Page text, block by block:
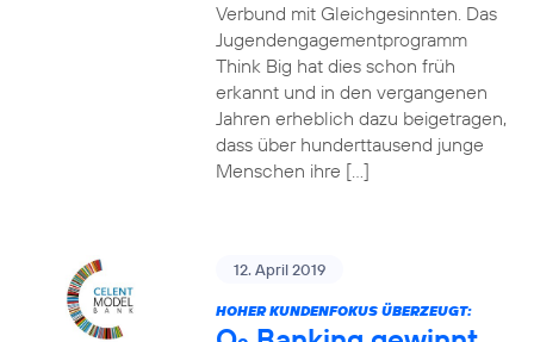
Verbund mit Gleichgesinnten. Das
Jugendengagementprogramm
Think Big hat dies schon früh
erkannt und in den vergangenen
Jahren erheblich dazu beigetragen,
dass über hunderttausend junge
Menschen ihre […]
12. April 2019
HOHER KUNDENFOKUS ÜBERZEUGT: